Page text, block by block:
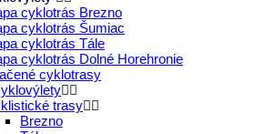
cyklotrás Brezno
cyklotrás Šumiac
cyklotrás Tále
cyklotrás Dolné Horehronie
cyklotrasy
trasy
Brezno